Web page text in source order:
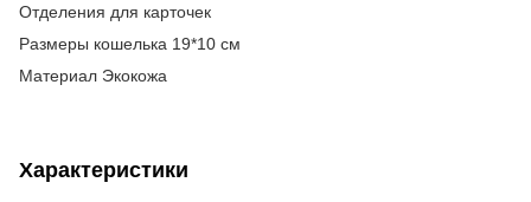
Отделения для карточек
Размеры кошелька 19*10 см
Материал Экокожа
Характеристики